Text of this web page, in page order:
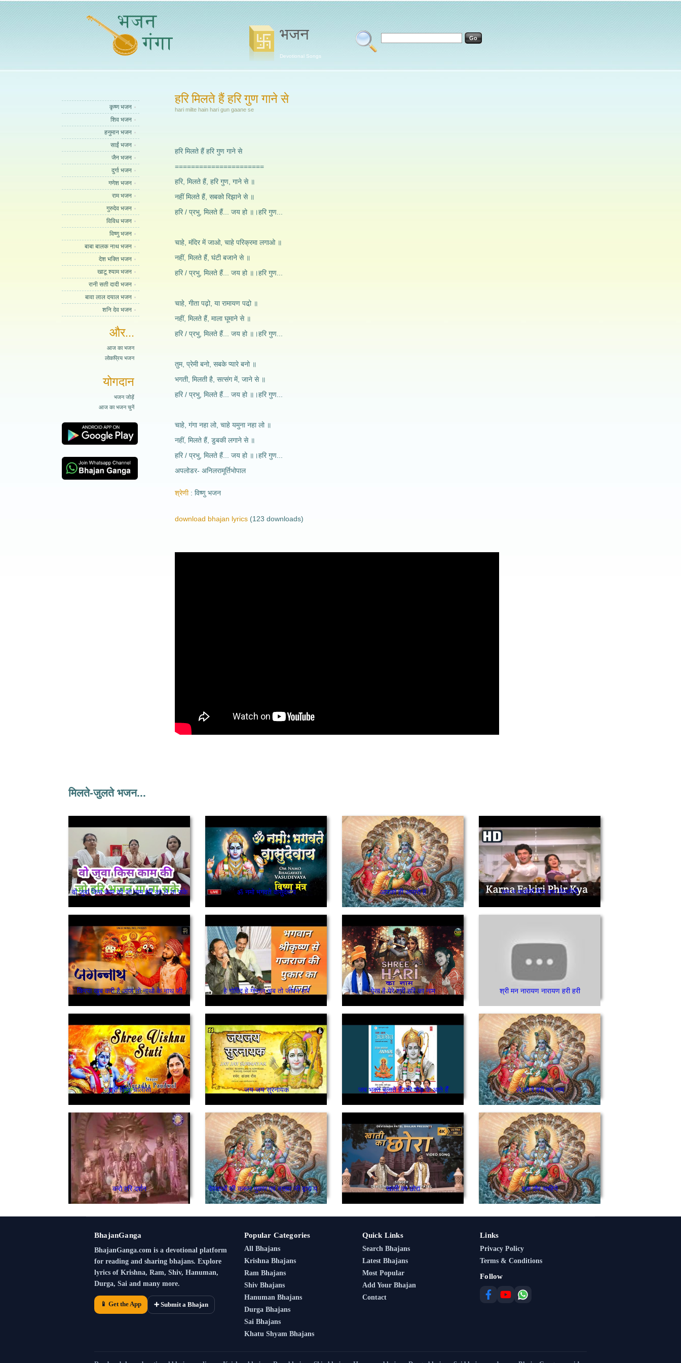
भजन
Devotional Songs
कृष्ण भजन
शिव भजन
हनुमान भजन
साईं भजन
जैन भजन
दुर्गा भजन
गणेश भजन
राम भजन
गुरुदेव भजन
विविध भजन
विष्णु भजन
बाबा बालक नाथ भजन
देश भक्ति भजन
खाटू श्याम भजन
रानी सती दादी भजन
बावा लाल दयाल भजन
शनि देव भजन
और...
आज का भजन
लोकप्रिय भजन
योगदान
भजन जोड़ें
आज का भजन चुनें
हरि मिलते हैं हरि गुण गाने से
hari milte hain hari gun gaane se
हरि मिलते हैं हरि गुण गाने से
======================
हरि, मिलते हैं, हरि गुण, गाने से ॥
नहीं मिलते हैं, सबको रिझाने से ॥
हरि / प्रभु, मिलते हैं... जय हो ॥।हरि गुण...
चाहे, मंदिर में जाओ, चाहे परिक्रमा लगाओ ॥
नहीं, मिलते हैं, घंटी बजाने से ॥
हरि / प्रभु, मिलते हैं... जय हो ॥।हरि गुण...
चाहे, गीता पढ़ो, या रामायण पढो़ ॥
नहीं, मिलते हैं, माला घूमाने से ॥
हरि / प्रभु, मिलते हैं... जय हो ॥।हरि गुण...
तुम, प्रेमी बनो, सबके प्यारे बनो ॥
भगती, मिलती है, सत्संग में, जाने से ॥
हरि / प्रभु, मिलते हैं... जय हो ॥।हरि गुण...
चाहे, गंगा नहा लो, चाहे यमुना नहा लो ॥
नहीं, मिलते हैं, डुबकी लगाने से ॥
हरि / प्रभु, मिलते हैं... जय हो ॥।हरि गुण...
अपलोडर- अनिलरामूर्तिभोपाल
श्रेणी विष्णु भजन
download bhajan lyrics (123 downloads)
मिलते-जुलते भजन...
वो जुबां किस काम की जो नाम हरि का ले ना सके ॐ नमो भगवते वासुदेवाय आपको ही आसरो है कर न फकीरी फिर क्या दिलगिरी
किरपा खुब करी है आज तो नाथो के नाथ जी हे गोविंद हे गोपाल अब तो जीवन हारे ऐसा है मेरे श्री हरि का नाम श्री मन नारायण नारायण हरी हरी
श्री विष्णु चालीसा जय जय सुरनायक जब भक्त बुलाते हैँ हरि दौड़ के आते हैँ ले लो रे हरी का नाम
करो हरि दर्शन देवताओं की करून पुकार एवं ब्रह्मा जी द्वारा प्रभु स्तुति खाती का छोरा इक ठौर चाहिये
BhajanGanga
BhajanGanga.com is a devotional platform
for reading and sharing bhajans. Explore
lyrics of Krishna, Ram, Shiv, Hanuman,
Durga, Sai and many more.
📱 Get the App ➕ Submit a Bhajan
Popular Categories
All Bhajans
Krishna Bhajans
Ram Bhajans
Shiv Bhajans
Hanuman Bhajans
Durga Bhajans
Sai Bhajans
Khatu Shyam Bhajans
Quick Links
Search Bhajans
Latest Bhajans
Most Popular
Add Your Bhajan
Contact
Links
Privacy Policy
Terms & Conditions
Follow